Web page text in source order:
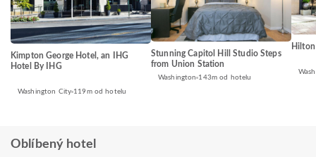
Kimpton George Hotel, an IHG
Hotel By IHG
Washington City 119m od hotelu
Stunning Capitol Hill Studio Steps
from Union Station
Washington 143m od hotelu
Oblíbený hotel